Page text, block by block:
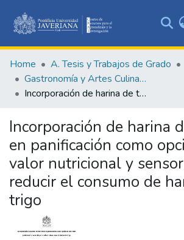
&
Collections
All of
Statistics
Home A. Tesis y Trabajos de Grado
Gastronomía y Artes Culinarias
Incorporación de harina de tubérculo en panificación como opción de alto valor nutricional y sensorial para reducir el consumo de harina de trigo
Incorporación de harina
en panificación como
valor nutricional y
reducir el consumo de
trigo